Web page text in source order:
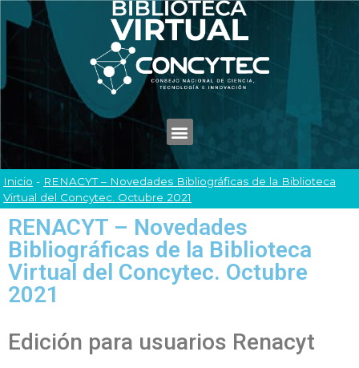
Inicio - RENACYT – Novedades Bibliográficas de la Biblioteca
Virtual del Concytec. Octubre 2021
RENACYT – Novedades
Bibliográficas de la Biblioteca
Virtual del Concytec. Octubre
2021
Edición para usuarios Renacyt